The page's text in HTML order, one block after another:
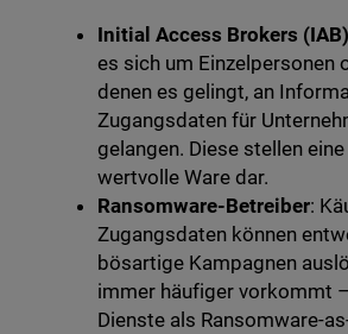
Initial Access Brokers (IAB)
es sich um Einzelpersonen
denen es gelingt, an
Zugangsdaten für
gelangen. Diese stellen
wertvolle Ware dar.
Ransomware-Betreiber:
Zugangsdaten können
bösartige Kampagnen
immer häufiger vorkommt
Dienste als Ransomware-